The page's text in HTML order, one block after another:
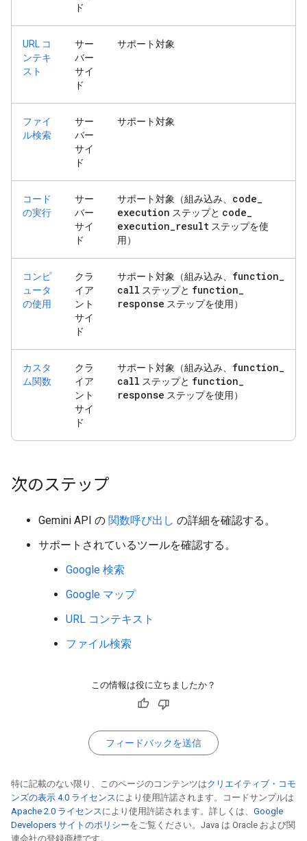
ド
URL コ
ンテキ
スト
サー
バー
サイ
ド
サポート対象
ファイ
ル検索
サー
バー
サイ
ド
サポート対象
コード
の実行
サー
バー
サイ
ド
サポート対象（組み込み、 code_
execution ステップと code_
execution_result ステップを使
用）
コンピ
ュータ
の使用
クラ
イア
ント
サイ
ド
サポート対象（組み込み、 function_
call ステップと function_
response ステップを使用）
カスタ
ム関数
クラ
イア
ント
サイ
ド
サポート対象（組み込み、 function_
call ステップと function_
response ステップを使用）
次のステップ
Gemini API の 関数呼び出し の詳細を確認する。
サポートされているツールを確認する。
Google 検索
Google マップ
URL コンテキスト
ファイル検索
この情報は役に立ちましたか？
フィードバックを送信
特に記載のない限り、このページのコンテンツはクリエイティブ・コモ
ンズの表示 4.0 ライセンスにより使用許諾されます。コードサンプルは
Apache 2.0 ライセンスにより使用許諾されます。詳しくは、 Google
Developers サイトのポリシーをご覧ください。Java は Oracle および関
連会社の登録商標です。